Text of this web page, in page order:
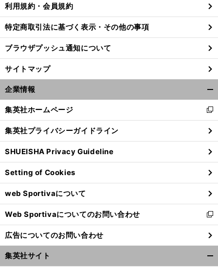
利用規約・会員規約
特定商取引法に基づく表示・その他の事項
ブラウザプッシュ通知について
サイトマップ
企業情報
閉
る
集英社ホームページ
新
し
い
ウ
ィ
ン
ド
ウ
で
開
く
集英社プライバシーガイドライン
SHUEISHA Privacy Guideline
Setting of Cookies
web Sportivaについて
Web Sportivaについてのお問い合わせ
新
し
い
ウ
ィ
広告についてのお問い合わせ
集英社サイト